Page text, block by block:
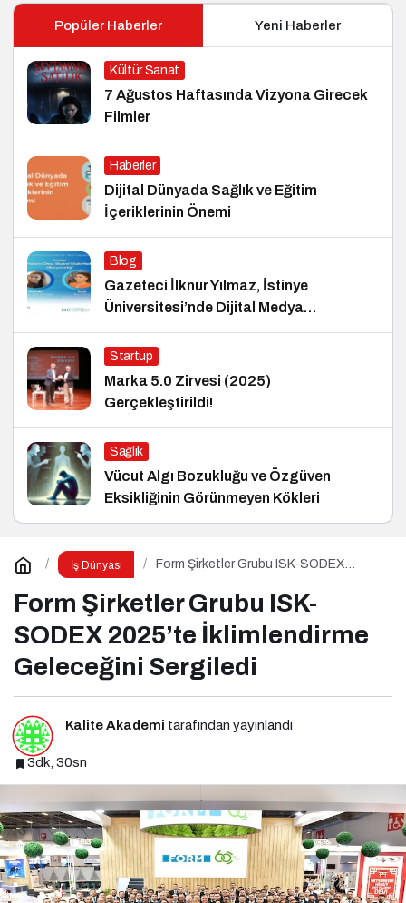
Popüler Haberler Yeni Haberler
Kültür Sanat
7 Ağustos Haftasında Vizyona Girecek
Filmler
Haberler
Dijital Dünyada Sağlık ve Eğitim
İçeriklerinin Önemi
Blog
Gazeteci İlknur Yılmaz, İstinye
Üniversitesi’nde Dijital Medya
Okuryazarlığı Dersinin Konuğu Oldu
Startup
Marka 5.0 Zirvesi (2025)
Gerçekleştirildi!
Sağlık
Vücut Algı Bozukluğu ve Özgüven
Eksikliğinin Görünmeyen Kökleri
İş Dünyası
Form Şirketler Grubu ISK-SODEX
Sergiledi
Form Şirketler Grubu ISK-
SODEX 2025’te İklimlendirme
Geleceğini Sergiledi
Kalite Akademi tarafından yayınlandı
3dk, 30sn